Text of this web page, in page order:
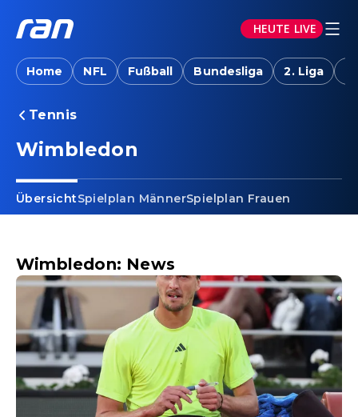
HEUTE LIVE
Home NFL Fußball Bundesliga 2. Liga
Tennis
Wimbledon
ÜbersichtSpielplan MännerSpielplan Frauen
Wimbledon: News